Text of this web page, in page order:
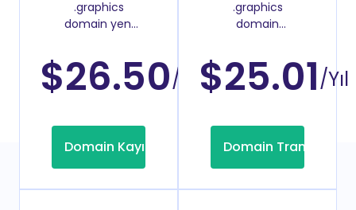
.graphics
domain yeni
$26.50/Yıl
Domain Kayıt
.graphics
domain
$25.01/Yıl
Domain Transfer